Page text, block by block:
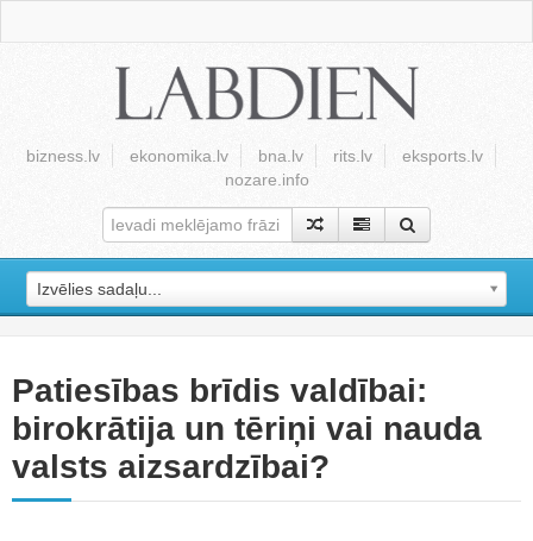
bizness.lv ekonomika.lv bna.lv rits.lv
eksports.lv
nozare.info
Izvēlies sadaļu...
Patiesības brīdis valdībai:
birokrātija un tēriņi vai nauda
valsts aizsardzībai?